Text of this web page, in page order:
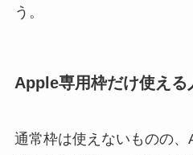
う。
Apple専用枠だけ使える
通常枠は使えないものの